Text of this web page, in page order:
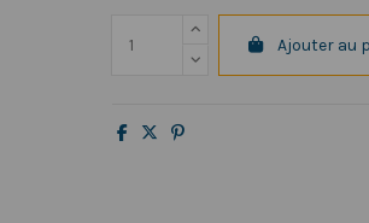
Ajouter au